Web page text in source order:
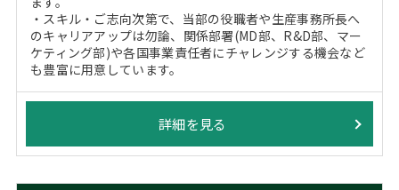
・スキル・ご志向次第で、当部の役職者や生産事務所長へ
のキャリアアップは勿論、関係部署(MD部、R&D部、マー
ケティング部)や各国事業責任者にチャレンジする機会など
も豊富に用意しています。
詳細を見る